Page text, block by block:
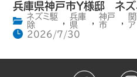
兵庫県神戸市Y様邸 ネズ
ネズミ駆
除
,
兵庫
県
,
神戸
市
,
ア
2026/7/30